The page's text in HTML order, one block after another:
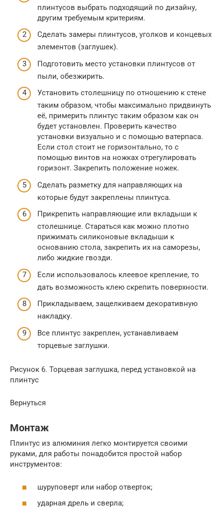
плинтусов выбрать подходящий по дизайну,
другим требуемым критериям.
Сделать замеры плинтусов, уголков и концевых
элементов (заглушек).
Подготовить место установки плинтусов от
пыли, обезжирить.
Установить столешницу по отношению к стене
таким образом, чтобы максимально придвинуть
её, примерить плинтус таким образом как он
будет установлен. Проверить качество
установки визуально и с помощью ватерпаса.
Если стол стоит не горизонтально, то с
помощью винтов на ножках отрегулировать
горизонт. Закрепить положение ножек.
Сделать разметку для направляющих на
которые будут закреплены плинтуса.
Прикрепить направляющие или вкладыши к
столешнице. Стараться как можно плотно
прижимать силиконовые вкладыши к
основанию стола, закрепить их на саморезы,
либо жидкие гвозди.
Если использовалось клеевое крепление, то
дать возможность клею скрепить поверхности.
Прикладываем, защелкиваем декоративную
накладку.
Все плинтус закреплен, устанавливаем
торцевые заглушки.
Рисунок 6. Торцевая заглушка, перед установкой на
плинтус
Вернуться
Монтаж
Плинтус из алюминия легко монтируется своими
руками, для работы понадобится простой набор
инструментов:
шуруповерт или набор отверток;
ударная дрель и сверла;